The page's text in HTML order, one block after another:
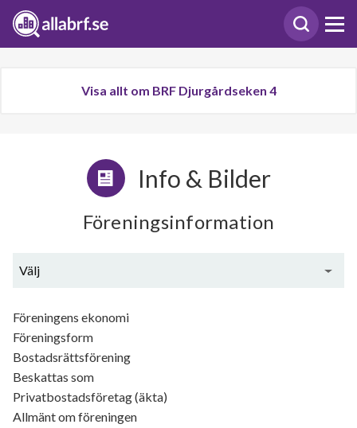
Visa allt om BRF Djurgårdseken 4
Info & Bilder
Föreningsinformation
Välj
Föreningens ekonomi
Föreningsform
Bostadsrättsförening
Beskattas som
Privatbostadsföretag (äkta)
Allmänt om föreningen